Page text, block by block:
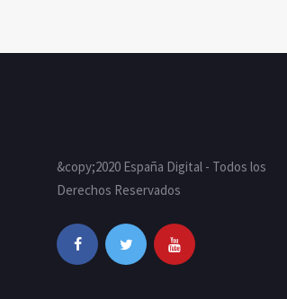
&copy;2020 España Digital - Todos los
Derechos Reservados